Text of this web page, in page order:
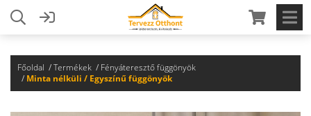
Főoldal Termékek
Fényáteresztő függönyök
Minta nélküli / Egyszínű függönyök